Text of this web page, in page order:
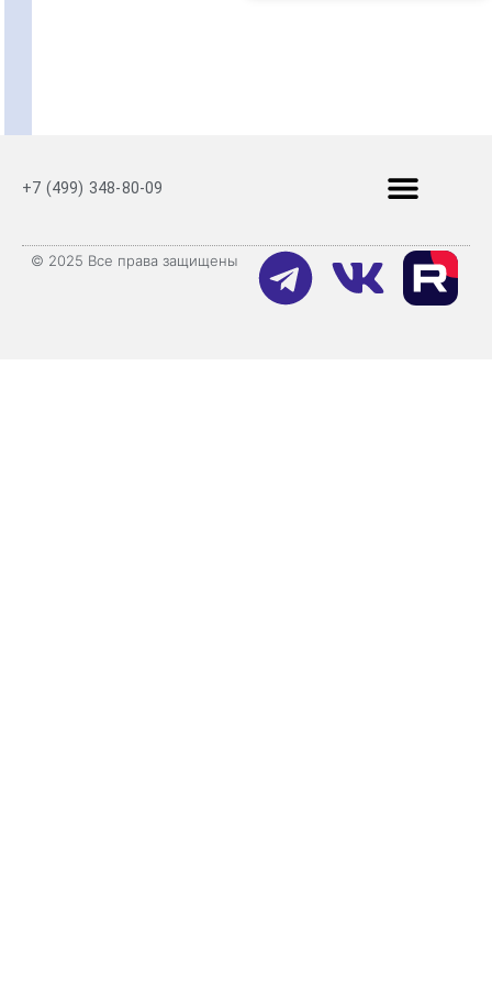
+7 (499) 348-80-09
© 2025 Все права защищены